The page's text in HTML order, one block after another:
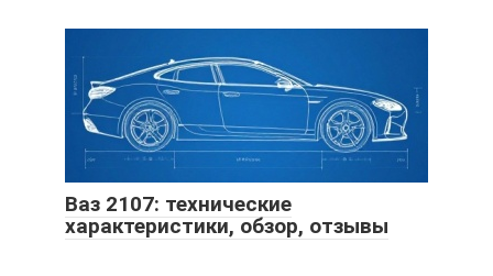
Ваз 2107: технические
характеристики, обзор, отзывы